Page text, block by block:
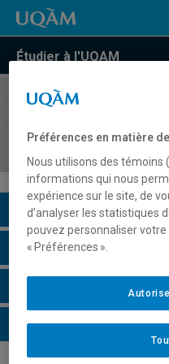
Étudier à l'UQAM
COURS//
internationales
Description du cours
Horaire - Été 2026
Horaire - Automne 2026
Horaire - Hiver 2027
Préférences en matière
Nous utilisons des témoins
informations qui nous
expérience sur le site, de
d’analyser les statistiques
pouvez personnaliser
« Préférences ».